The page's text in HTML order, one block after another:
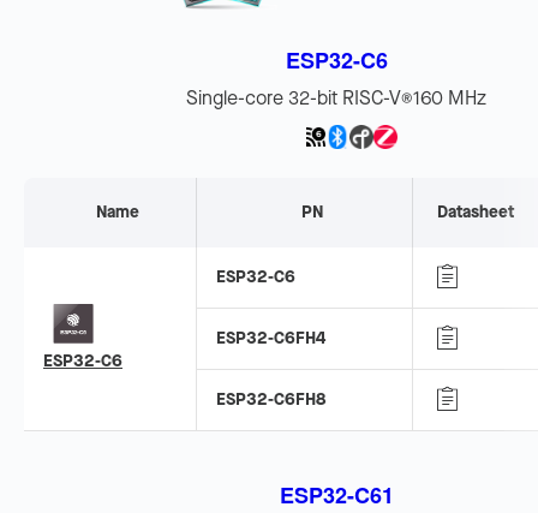
ESP32-C6
Single-core 32-bit RISC-V®160 MHz
Name PN Datasheet
ESP32-C6
ESP32-C6
ESP32-C6FH4
ESP32-C6FH8
ESP32-C61